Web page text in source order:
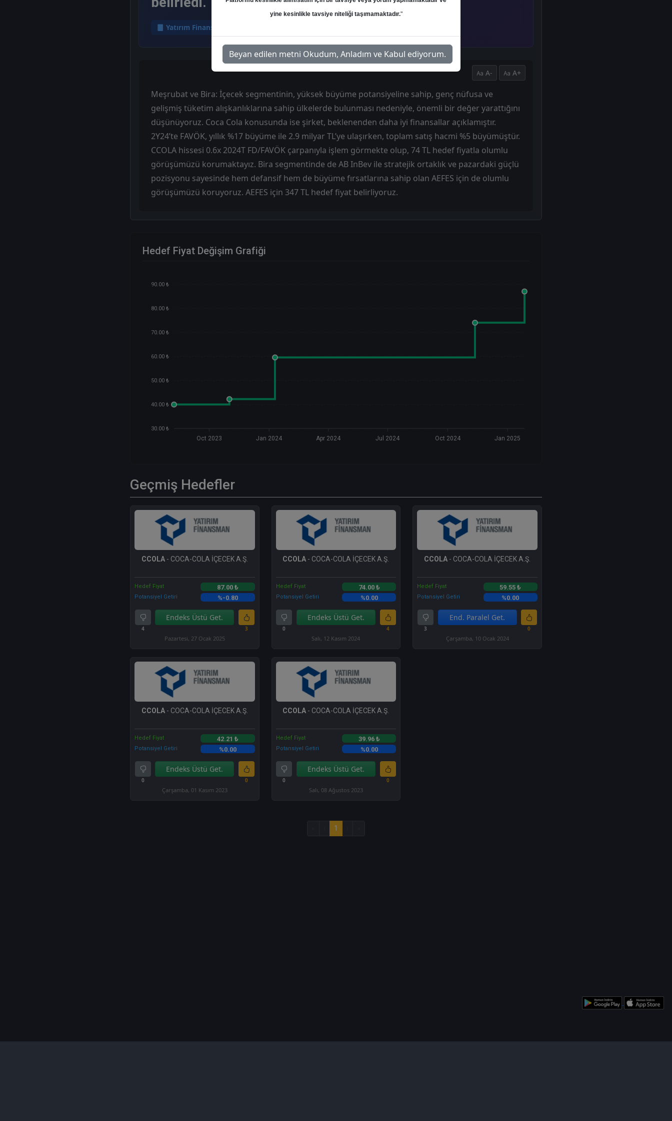
Yatırım Finansman
A- A+
Meşrubat ve Bira: İçecek segmentinin, yüksek büyüme potansiyeline sahip, genç nüfusa ve
gelişmiş tüketim alışkanlıklarına sahip ülkelerde bulunması nedeniyle, önemli bir değer yarattığını
düşünüyoruz. Coca Cola konusunda ise şirket, beklenenden daha iyi finansallar açıklamıştır.
2Y24’te FAVÖK, yıllık %17 büyüme ile 2.9 milyar TL’ye ulaşırken, toplam satış hacmi %5 büyümüştür.
CCOLA hissesi 0.6x 2024T FD/FAVÖK çarpanıyla işlem görmekte olup, 74 TL hedef fiyatla olumlu
görüşümüzü korumaktayız. Bira segmentinde de AB InBev ile stratejik ortaklık ve pazardaki güçlü
pozisyonu sayesinde hem defansif hem de büyüme fırsatlarına sahip olan AEFES için de olumlu
görüşümüzü koruyoruz. AEFES için 347 TL hedef fiyat belirliyoruz.
Hedef Fiyat Değişim Grafiği
90.00 ₺
80.00 ₺
70.00 ₺
60.00 ₺
50.00 ₺
40.00 ₺
30.00 ₺
Oct 2023 Jan 2024 Apr 2024 Jul 2024 Oct 2024 Jan 2025
Geçmiş Hedefler
CCOLA- COCA-COLA İÇECEK A.Ş.
Hedef Fiyat 87.00 ₺
Potansiyel Getiri %-0.80
4
Endeks Üstü Get.
3
Pazartesi, 27 Ocak 2025
CCOLA - COCA-COLA İÇECEK A.Ş.
Hedef Fiyat 74.00 ₺
Potansiyel Getiri %0.00
0
Endeks Üstü Get.
4
Salı, 12 Kasım 2024
CCOLA - COCA-COLA İÇECEK A.Ş.
Hedef Fiyat 59.55 ₺
Potansiyel Getiri %0.00
3
End. Paralel Get.
0
Çarşamba, 10 Ocak 2024
CCOLA- COCA-COLA İÇECEK A.Ş.
Hedef Fiyat 42.21 ₺
Potansiyel Getiri %0.00
0
Endeks Üstü Get.
0
Çarşamba, 01 Kasım 2023
CCOLA - COCA-COLA İÇECEK A.Ş.
Hedef Fiyat 39.96 ₺
Potansiyel Getiri %0.00
0
Endeks Üstü Get.
0
Salı, 08 Ağustos 2023
1
yine kesinlikle tavsiye niteliği taşımamaktadır."
Beyan edilen metni Okudum, Anladım ve Kabul ediyorum.